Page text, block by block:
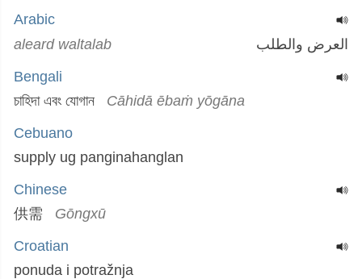
Arabic
aleard waltalab
العرض والطلب
Bengali
চাহিদা এবং যোগান
Cāhidā ēbaṁ yōgāna
Cebuano
supply ug panginahanglan
Chinese
供需
Gōngxū
Croatian
ponuda i potražnja